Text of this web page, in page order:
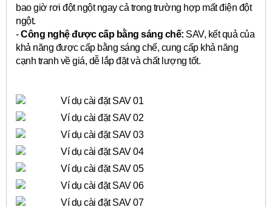
bao giờ rơi đột ngột ngay cả trong trường hợp mất điện đột
ngột.
-Công nghệ được cấp bằng sáng chế: SAV, kết quả của
khả năng được cấp bằng sáng chế, cung cấp khả năng
cạnh tranh về giá, dễ lắp đặt và chất lượng tốt.